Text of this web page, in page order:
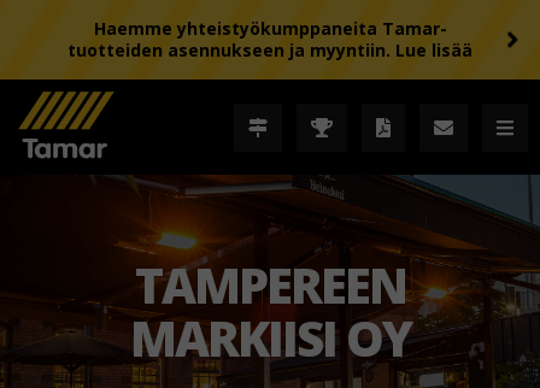
Haemme yhteistyökumppaneita Tamar-
tuotteiden asennukseen ja myyntiin. Lue lisää
TAMPEREEN
MARKIISI OY